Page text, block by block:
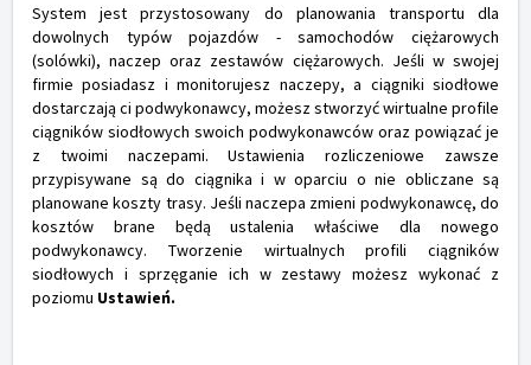
System jest przystosowany do planowania transportu dla
dowolnych typów pojazdów - samochodów ciężarowych
(solówki), naczep oraz zestawów ciężarowych. Jeśli w swojej
firmie posiadasz i monitorujesz naczepy, a ciągniki siodłowe
dostarczają ci podwykonawcy, możesz stworzyć wirtualne profile
ciągników siodłowych swoich podwykonawców oraz powiązać je
z twoimi naczepami. Ustawienia rozliczeniowe zawsze
przypisywane są do ciągnika i w oparciu o nie obliczane są
planowane koszty trasy. Jeśli naczepa zmieni podwykonawcę, do
kosztów brane będą ustalenia właściwe dla nowego
podwykonawcy. Tworzenie wirtualnych profili ciągników
siodłowych i sprzęganie ich w zestawy możesz wykonać z
poziomu Ustawień.